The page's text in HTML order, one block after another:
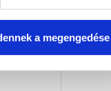
a megengedése